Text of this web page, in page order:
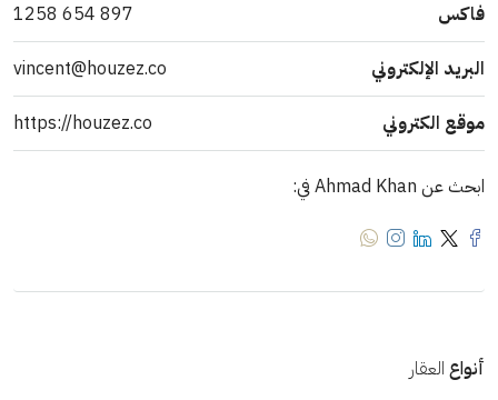
فاكس 897 654 1258
البريد الإلكتروني vincent@houzez.co
موقع الكتروني https://houzez.co
ابحث عن Ahmad Khan في:
أنواع العقار